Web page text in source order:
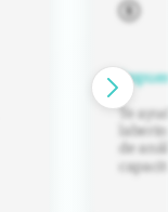
Te
de